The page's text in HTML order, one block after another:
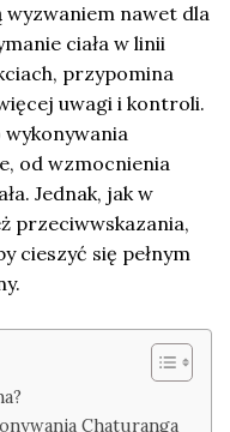
wyzwaniem nawet dla
ciała w linii
przypomina
uwagi i kontroli.
wykonywania
od wzmocnienia
Jednak, jak w
przeciwwskazania,
cieszyć się pełnym
Chaturanga